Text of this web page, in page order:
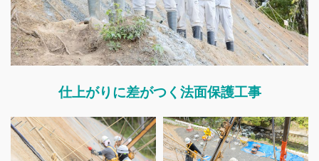
仕上がりに差がつく法面保護工事